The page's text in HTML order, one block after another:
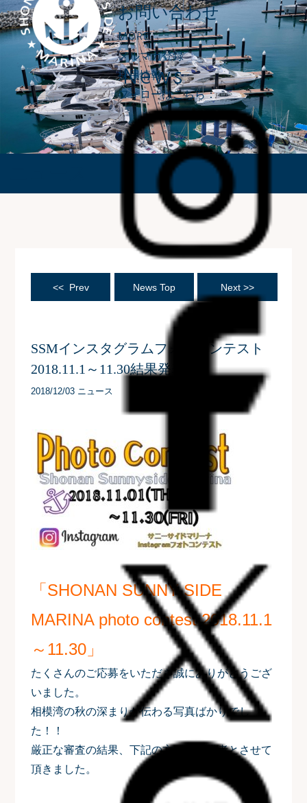
お問い合わせ
MORE
メルマガ登録
採用情報
フォローはこちら：
News
<< Prev News Top Next >>
SSMインスタグラムフォトコンテスト
2018.11.1～11.30結果発表
2018/12/03 ニュース
「SHONAN SUNNY SIDE
MARINA photo contest 2018.11.1
～11.30」
たくさんのご応募をいただき誠にありがとうござ
いました。
相模湾の秋の深まりが伝わる写真ばかりでし
た！！
厳正な審査の結果、下記の方々を入賞者とさせて
頂きました。